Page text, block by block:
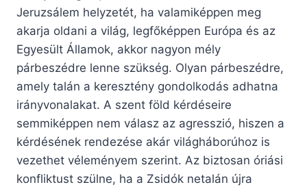
Jeruzsálem helyzetét, ha valamiképpen meg
akarja oldani a világ, legfőképpen Európa és az
Egyesült Államok, akkor nagyon mély
párbeszédre lenne szükség. Olyan párbeszédre,
amely talán a keresztény gondolkodás adhatna
irányvonalakat. A szent föld kérdéseire
semmiképpen nem válasz az agresszió, hiszen a
kérdésének rendezése akár világháborúhoz is
vezethet véleményem szerint. Az biztosan óriási
konfliktust szülne, ha a Zsidók netalán újra